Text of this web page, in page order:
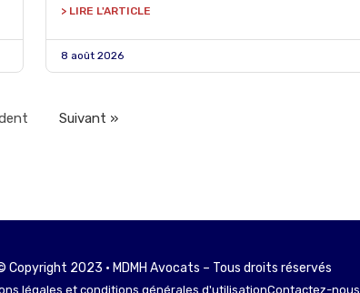
> LIRE L'ARTICLE
8 août 2026
Suivant »
Copyright 2023 • MDMH Avocats – Tous droits réservés
légales et conditions générales d'utilisationContactez-nous